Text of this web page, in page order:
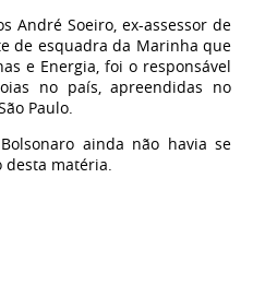
André Soeiro, ex-assessor de
de esquadra da Marinha que
e Energia, foi o responsável
no país, apreendidas no
Paulo.
ainda não havia se
matéria.